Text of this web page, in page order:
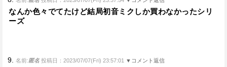
なんか色々でてたけど結局初音ミクしか買わなかったシリ
ーズ
9. 名前:匿名 投稿日：2023/07/07(Fri) 23:57:01 ▼コメント返信